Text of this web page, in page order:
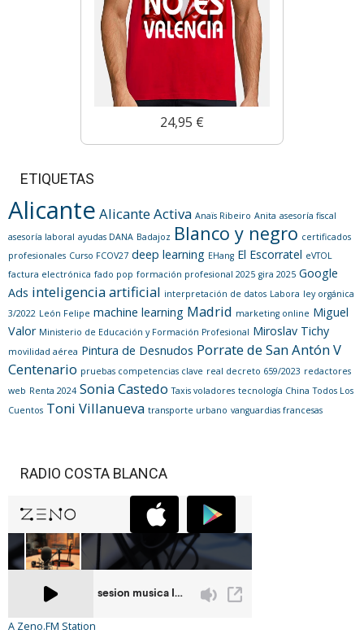
24,95 €
ETIQUETAS
Alicante Alicante Activa Anaïs Ribeiro Anita asesoría fiscal
asesoría laboral ayudas DANA Badajoz Blanco y negro certificados
profesionales Curso FCOV27 deep learning EHang El Escorratel eVTOL
factura electrónica fado pop formación profesional 2025 gira 2025 Google
Ads inteligencia artificial interpretación de datos Labora ley orgánica
3/2022 León Felipe machine learning Madrid marketing online Miguel
Valor Ministerio de Educación y Formación Profesional Miroslav Tichy
movilidad aérea Pintura de Desnudos Porrate de San Antón V
Centenario pruebas competencias clave real decreto 659/2023 redactores
web Renta 2024 Sonia Castedo Taxis voladores tecnología China Todos Los
Cuentos Toni Villanueva transporte urbano vanguardias francesas
RADIO COSTA BLANCA
A Zeno.FM Station